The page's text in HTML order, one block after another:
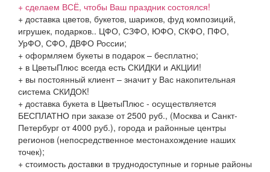
+ сделаем ВСЁ, чтобы Ваш праздник состоялся!
+ доставка цветов, букетов, шариков, фуд композиций,
игрушек, подарков.. ЦФО, СЗФО, ЮФО, СКФО, ПФО,
УрФО, СФО, ДВФО России;
+ оформляем букеты в подарок – бесплатно;
+ в ЦветыПлюс всегда есть СКИДКИ и АКЦИИ!
+ вы постоянный клиент – значит у Вас накопительная
система СКИДОК!
+ доставка букета в ЦветыПлюс - осуществляется
БЕСПЛАТНО при заказе от 2500 руб., (Москва и Санкт-
Петербург от 4000 руб.), города и районные центры
регионов (непосредственное местонахождение наших
точек);
+ стоимость доставки в труднодоступные и горные районы